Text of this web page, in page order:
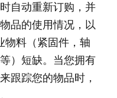
自动重新订购，并
品的使用情况，以
物料（紧固件，轴
）短缺。当您拥有
跟踪您的物品时，